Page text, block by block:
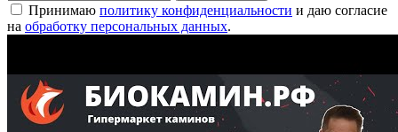
Принимаю политику конфиденциальности и даю согласие
на обработку персональных данных.